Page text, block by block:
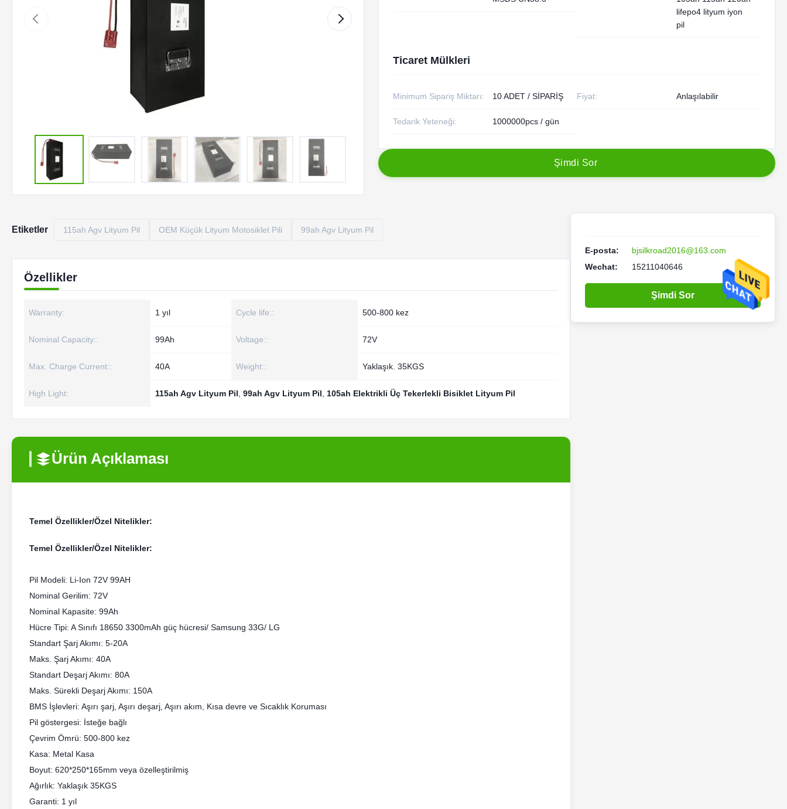
lifepo4 lityum iyon
pil
Ticaret Mülkleri
Minimum Sipariş Miktarı: 10 ADET / SİPARİŞ Fiyat: Anlaşılabilir
Tedarik Yeteneği: 1000000pcs / gün
Şimd i Sor
Etiketler 115ah Agv Lityum Pil OEM Küçük Lityum Motosiklet Pili 99ah Agv Lityum Pil
Özellikler
Warranty: 1 yıl Cycle life:: 500-800 kez
Nominal Capacity:: 99Ah Voltage:: 72V
Max. Charge Current:: 40A Weight:: Yaklaşık. 35KGS
High Light: 115ah Agv Lityum Pil 99ah Agv Lityum Pil 105ah Elektrikli Üç Tekerlekli Bisiklet Lityum Pil
Ürün Açıklaması
Temel Özellikler/Özel Nitelikler:
Temel Özellikler/Özel Nitelikler:
Pil Modeli: Li-Ion 72V 99AH
Nominal Gerilim: 72V
Nominal Kapasite: 99Ah
Hücre Tipi: A Sınıfı 18650 3300mAh güç hücresi/ Samsung 33G/ LG
Standart Şarj Akımı: 5-20A
Maks. Şarj Akımı: 40A
Standart Deşarj Akımı: 80A
Maks. Sürekli Deşarj Akımı: 150A
BMS İşlevleri: Aşırı şarj, Aşırı deşarj, Aşırı akım, Kısa devre ve Sıcaklık Koruması
Pil göstergesi: İsteğe bağlı
Çevrim Ömrü: 500-800 kez
Kasa: Metal Kasa
Boyut: 620*250*165mm veya özelleştirilmiş
Ağırlık: Yaklaşık 35KGS
Garanti: 1 yıl
E-posta:
bjsilkroad2016@163.com
Wechat:
15211040646
Şimdi Sor